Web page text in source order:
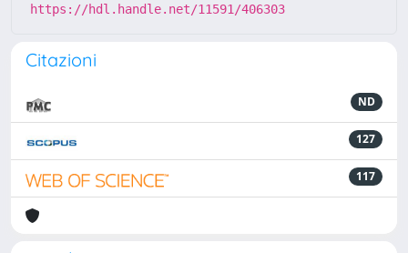
https://hdl.handle.net/11591/406303
Citazioni
ND
127
117